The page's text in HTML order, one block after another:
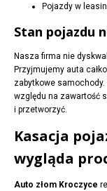
Pojazdy w
Stan pojazdu
Nasza firma nie
Przyjmujemy auta
zabytkowe
względu na zawartość
i przetworzyć.
Kasacja
wygląda
Auto złom Kroczyce